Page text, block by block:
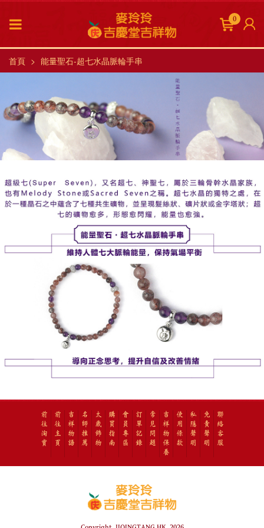
0
首頁 能量聖石-超七水晶脈輪手串
前
往
淘
寶
前
往
主
頁
吉
祥
物
語
名
師
推
薦
太
歲
飾
物
購
買
指
南
會
員
專
區
訂
單
記
錄
常
見
問
題
吉
祥
物
保
養
使
用
條
款
私
隱
聲
明
免
責
聲
明
聯
絡
客
服